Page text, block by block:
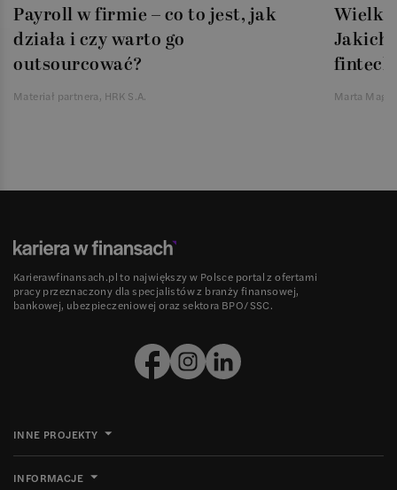
Payroll w firmie – co to jest, jak
działa i czy warto go
outsourcować?
Materiał partnera, HRK S.A.
Jakich
Marta
Karierawfinansach.pl to największy w Polsce portal z ofertami
pracy przeznaczony dla specjalistów z branży finansowej,
bankowej, ubezpieczeniowej oraz sektora BPO/SSC.
INNE PROJEKTY
INFORMACJE